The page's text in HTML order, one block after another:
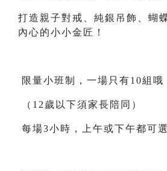
打造親子對戒、純銀吊飾、蝴
內心的小小金匠！
限量小班制，一場只有10組哦
（12歲以下須家長陪同）
每場3小時，上午或下午都可